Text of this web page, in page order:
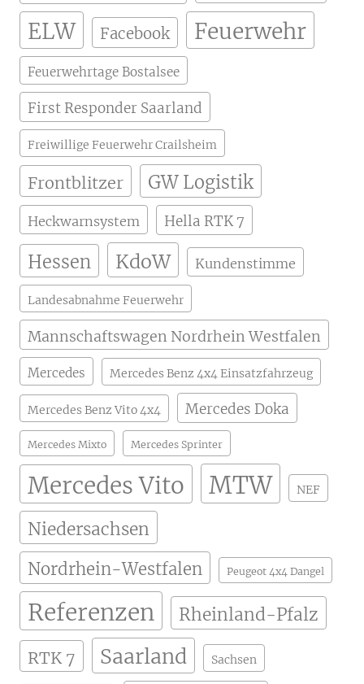
ELW Facebook Feuerwehr
Feuerwehrtage Bostalsee
First Responder Saarland
Freiwillige Feuerwehr Crailsheim
Frontblitzer GW Logistik
Heckwarnsystem Hella RTK 7
Hessen KdoW Kundenstimme
Landesabnahme Feuerwehr
Mannschaftswagen Nordrhein Westfalen
Mercedes Mercedes Benz 4x4 Einsatzfahrzeug
Mercedes Benz Vito 4x4 Mercedes Doka
Mercedes Mixto Mercedes Sprinter
Mercedes Vito MTW NEF
Niedersachsen
Nordrhein-Westfalen Peugeot 4x4 Dangel
Referenzen Rheinland-Pfalz
RTK 7 Saarland Sachsen